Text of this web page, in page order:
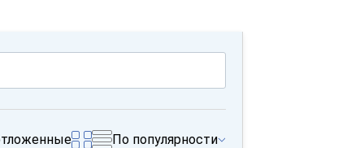
По популярности